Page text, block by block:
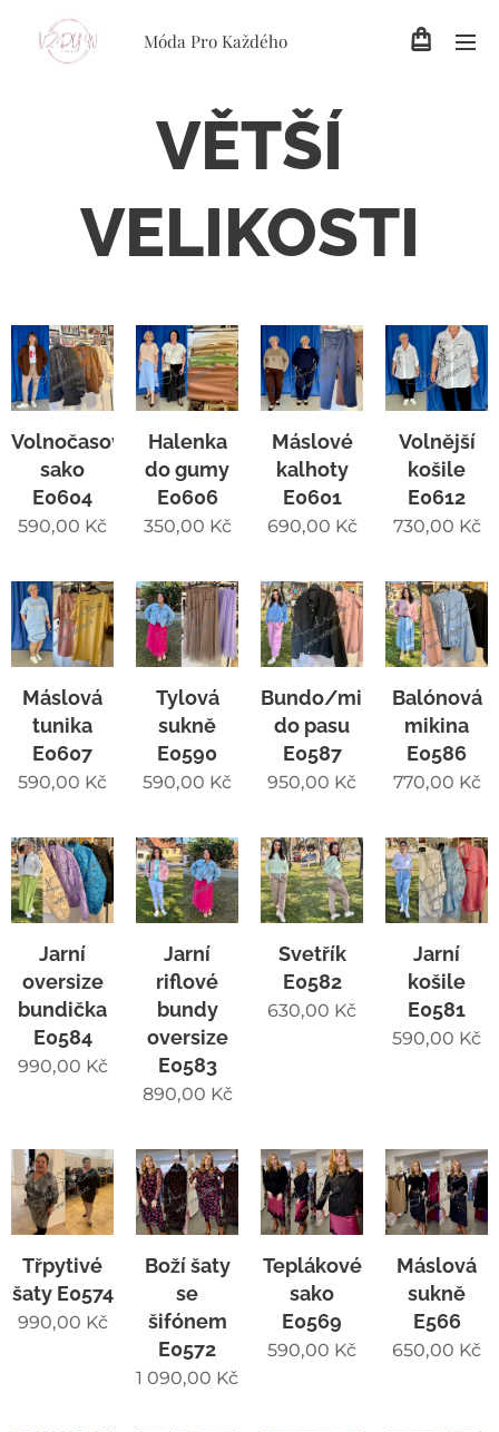
Móda Pro Každého
VĚTŠÍ
VELIKOSTI
Volnočasové
sako
E0604
590,00 Kč
Halenka
do gumy
E0606
350,00 Kč
Máslové
kalhoty
E0601
690,00 Kč
Volnější
košile
E0612
730,00 Kč
Máslová
tunika
E0607
590,00 Kč
Tylová
sukně
E0590
590,00 Kč
Bundo/mikina
do pasu
E0587
950,00 Kč
Balónová
mikina
E0586
770,00 Kč
Jarní
oversize
bundička
E0584
990,00 Kč
Jarní
riflové
bundy
oversize
E0583
890,00 Kč
Svetřík
E0582
630,00 Kč
Jarní
košile
E0581
590,00 Kč
Třpytivé
šaty E0574
990,00 Kč
Boží šaty
se
šifónem
E0572
1 090,00 Kč
Teplákové
sako
E0569
590,00 Kč
Máslová
sukně
E566
650,00 Kč